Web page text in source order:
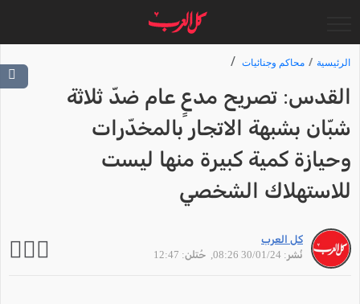
الرئيسية محاكم وجنائيات
القدس: تصريح مدعٍ عام ضدّ ثلاثة
شبّان بشبهة الاتجار بالمخدّرات
وحيازة كمية كبيرة منها ليست
للاستهلاك الشخصي
كل العرب
نُشر: 30/01/24 08:26
, حُتلن: 12:47